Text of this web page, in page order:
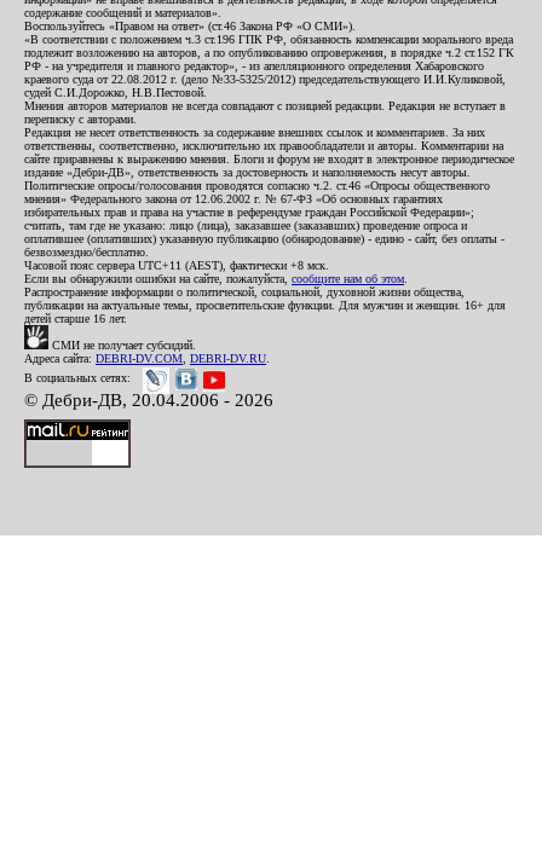
содержание сообщений и материалов».
Воспользуйтесь «Правом на ответ» (ст.46 Закона РФ «О СМИ»).
«В соответствии с положением ч.3 ст.196 ГПК РФ, обязанность компенсации морального вреда
подлежит возложению на авторов, а по опубликованию опровержения, в порядке ч.2 ст.152 ГК
РФ - на учредителя и главного редактор», - из апелляционного определения Хабаровского
краевого суда от 22.08.2012 г. (дело №33-5325/2012) председательствующего И.И.Куликовой,
судей С.И.Дорожко, Н.В.Пестовой.
Мнения авторов материалов не всегда совпадают с позицией редакции. Редакция не вступает в
переписку с авторами.
Редакция не несет ответственность за содержание внешних ссылок и комментариев. За них
ответственны, соответственно, исключительно их правообладатели и авторы. Комментарии на
сайте приравнены к выражению мнения. Блоги и форум не входят в электронное периодическое
издание «Дебри-ДВ», ответственность за достоверность и наполняемость несут авторы.
Политические опросы/голосования проводятся согласно ч.2. ст.46 «Опросы общественного
мнения» Федерального закона от 12.06.2002 г. № 67-ФЗ «Об основных гарантиях
избирательных прав и права на участие в референдуме граждан Российской Федерации»;
считать, там где не указано: лицо (лица), заказавшее (заказавших) проведение опроса и
оплатившее (оплативших) указанную публикацию (обнародование) - едино - сайт, без оплаты -
безвозмездно/бесплатно.
Часовой пояс сервера UTC+11 (AEST), фактически +8 мск.
Если вы обнаружили ошибки на сайте, пожалуйста, сообщите нам об этом
Распространение информации о политической, социальной, духовной жизни общества,
публикации на актуальные темы, просветительские функции. Для мужчин и женщин. 16+ для
детей старше 16 лет.
СМИ не получает субсидий.
Адреса сайта: DEBRI-DV.COM DEBRI-DV.RU
В социальных сетях:
© Дебри-ДВ, 20.04.2006 - 2026